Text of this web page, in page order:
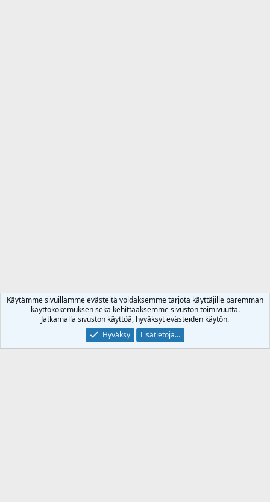
Käytämme sivuillamme evästeitä voidaksemme tarjota käyttäjille paremman
käyttökokemuksen sekä kehittääksemme sivuston toimivuutta.
Jatkamalla sivuston käyttöä, hyväksyt evästeiden käytön.
Hyväksy
Lisätietoja...